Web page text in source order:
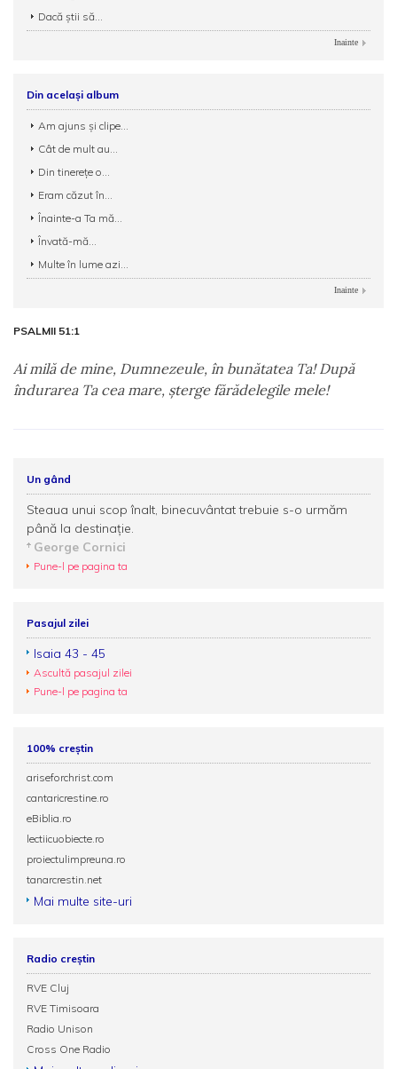
Dacă știi să...
Inainte
Din același album
Am ajuns și clipe...
Cât de mult au...
Din tinerețe o...
Eram căzut în...
Înainte-a Ta mă...
Învată-mă...
Multe în lume azi...
Inainte
PSALMII 51:1
Ai milă de mine, Dumnezeule, în bunătatea Ta! După
îndurarea Ta cea mare, şterge fărădelegile mele!
Un gând
Steaua unui scop înalt, binecuvântat trebuie s-o urmăm
până la destinație.
George Cornici
Pune-l pe pagina ta
Pasajul zilei
Isaia 43 - 45
Ascultă pasajul zilei
Pune-l pe pagina ta
100% creștin
ariseforchrist.com
cantaricrestine.ro
eBiblia.ro
lectiicuobiecte.ro
proiectulimpreuna.ro
tanarcrestin.net
Mai multe site-uri
Radio creștin
RVE Cluj
RVE Timisoara
Radio Unison
Cross One Radio